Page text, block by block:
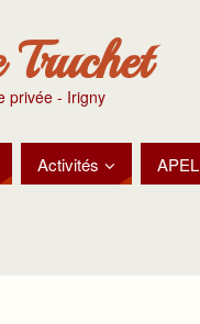
privée - Irigny
Activités APEL